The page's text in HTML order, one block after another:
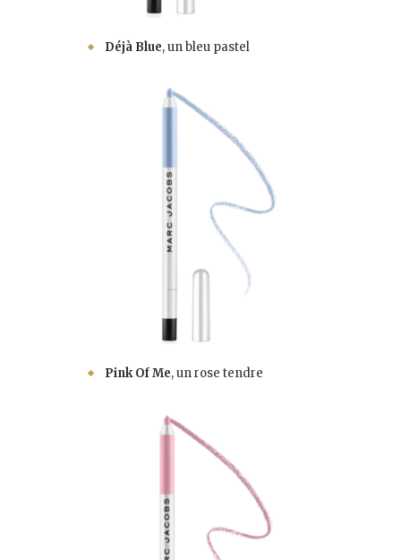
Déjà Blue, un bleu pastel
Pink Of Me, un rose tendre